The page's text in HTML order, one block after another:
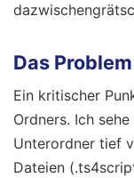
Das
Ein kritischer
Ordners. Ich
Unterordner tief
Dateien